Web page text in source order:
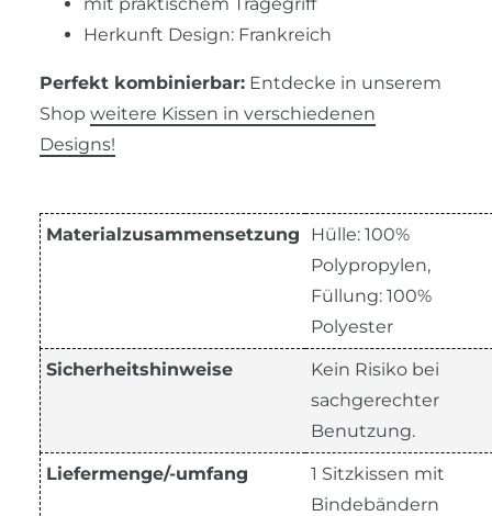
Herkunft Design: Frankreich
Perfekt kombinierbar: Entdecke in unserem
Shop weitere Kissen in verschiedenen
Designs!
Materialzusammensetzung
Hülle: 100%
Polypropylen,
Füllung: 100%
Polyester
Sicherheitshinweise
Kein Risiko bei
sachgerechter
Benutzung.
Liefermenge/-umfang
1 Sitzkissen mit
Bindebändern